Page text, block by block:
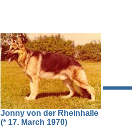
Jonny von der Rheinhalle
(* 17. March 1970)